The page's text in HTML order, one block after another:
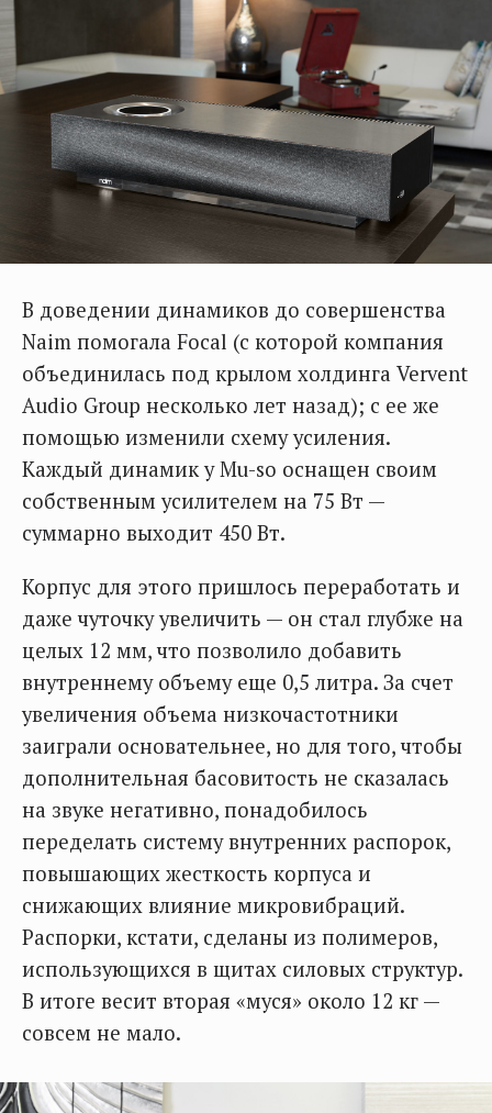
В доведении динамиков до совершенства
Naim помогала Focal (с которой компания
объединилась под крылом холдинга Vervent
Audio Group несколько лет назад); с ее же
помощью изменили схему усиления.
Каждый динамик у Mu-so оснащен своим
собственным усилителем на 75 Вт —
суммарно выходит 450 Вт.
Корпус для этого пришлось переработать и
даже чуточку увеличить — он стал глубже на
целых 12 мм, что позволило добавить
внутреннему объему еще 0,5 литра. За счет
увеличения объема низкочастотники
заиграли основательнее, но для того, чтобы
дополнительная басовитость не сказалась
на звуке негативно, понадобилось
переделать систему внутренних распорок,
повышающих жесткость корпуса и
снижающих влияние микровибраций.
Распорки, кстати, сделаны из полимеров,
использующихся в щитах силовых структур.
В итоге весит вторая «муся» около 12 кг —
совсем не мало.